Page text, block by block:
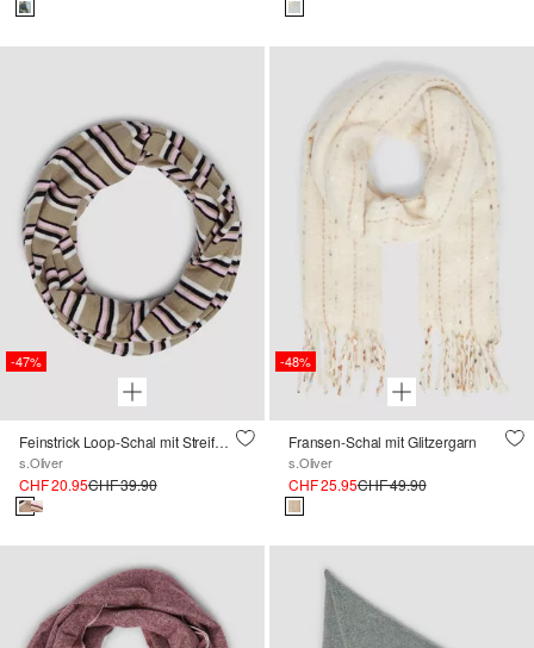
-47%
Feinstrick Loop-Schal mit Streifenmuster
s.Oliver
CHF 20.95CHF 39.90
-48%
Fransen-Schal mit Glitzergarn
s.Oliver
CHF 25.95CHF 49.90